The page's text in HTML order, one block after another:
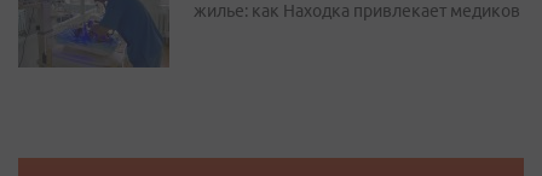
жилье: как Находка привлекает медиков